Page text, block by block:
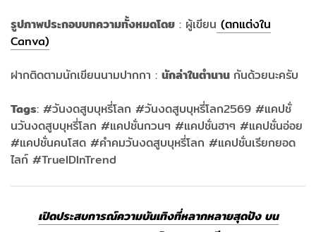
รูปภาพประกอบบทความทั้งหมดโดย : ผู้เขียน (ตกแต่งใน
Canva)
ฝากติดตามนักเขียนนามปากกา : นักล่าในตำนาน กันด้วยนะครับ
Tags: #วันงดสูบบุหรี่โลก #วันงดสูบบุหรี่โลก2569 #แคปชั่
นวันงดสูบบุหรี่โลก #แคปชั่นกวนๆ #แคปชั่นฮาๆ #แคปชั่นอ่อย
#แคปชั่นคนโสด #คำคมวันงดสูบบุหรี่โลก #แคปชั่นเรียกยอด
ไลก์ #TrueIDInTrend
เปิดประสบการณ์ความบันเทิงที่หลากหลายสุดปัง บน